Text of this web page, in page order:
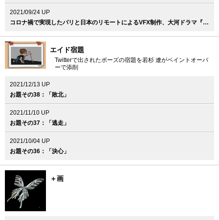
2021/09/24 UP
コロナ禍で実現したパリと日本のリモートによるVFX制作、大河ドラマ『青天を衝け』
エイド宿題
Twitterで出されたポーズの宿題を若杉 遼がペイントオーバ
ーで添削
2021/12/13 UP
お題その38：「敗北」
2021/11/10 UP
お題その37：「逃走」
2021/10/04 UP
お題その36：「決心」
＋画